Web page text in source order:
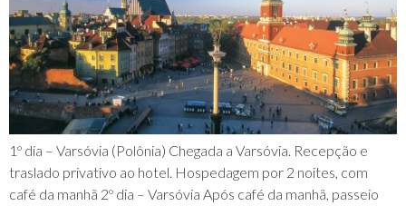
1º dia – Varsóvia (Polônia) Chegada a Varsóvia. Recepção e
traslado privativo ao hotel. Hospedagem por 2 noites, com
café da manhã 2º dia – Varsóvia Após café da manhã, passeio